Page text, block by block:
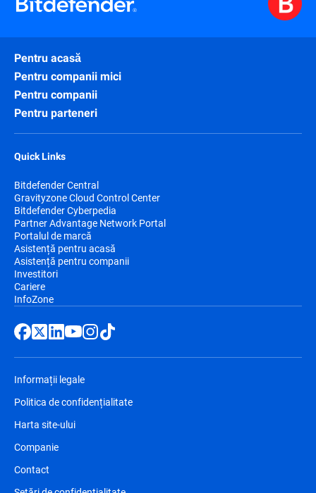
Pentru acasă
Pentru companii mici
Pentru companii
Pentru parteneri
Quick Links
Bitdefender Central
Gravityzone Cloud Control Center
Bitdefender Cyberpedia
Partner Advantage Network Portal
Portalul de marcă
Asistență pentru acasă
Asistență pentru companii
Investitori
Cariere
InfoZone
Informații legale
Politica de confidențialitate
Harta site-ului
Companie
Contact